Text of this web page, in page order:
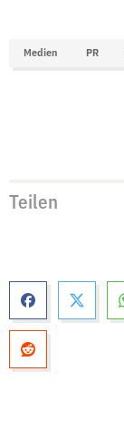
Medien PR
Teilen